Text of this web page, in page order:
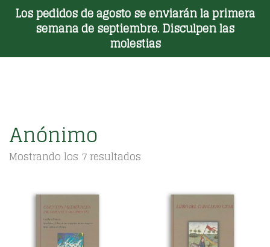
Los pedidos de agosto se enviarán la primera
semana de septiembre. Disculpen las
molestias
Toggle Menu
Anónimo
Mostrando los 7 resultados